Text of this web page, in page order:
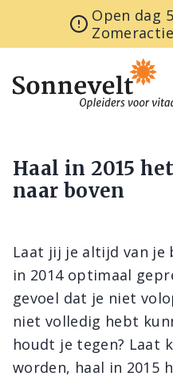
Open dag
Haal in 2015
naar boven
Laat jij je altijd van je
in 2014 optimaal
gevoel dat je niet
niet volledig hebt
houdt je tegen? Laat
worden, haal in 2015